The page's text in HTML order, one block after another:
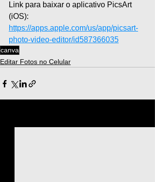
Link para baixar o aplicativo PicsArt
(iOS):
https://apps.apple.com/us/app/picsart-
photo-video-editor/id587366035
canva
Editar Fotos no Celular